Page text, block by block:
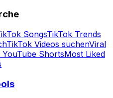
SongsTikTok Trends
TikTok Videos suchenViral
YouTube ShortsMost Liked